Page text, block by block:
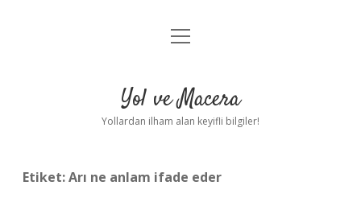
Anasayfa
Yasal Uyarı
menüyü
Yol ve Macera
Yollardan ilham alan keyifli bilgiler!
Etiket:Arı ne anlam ifade eder